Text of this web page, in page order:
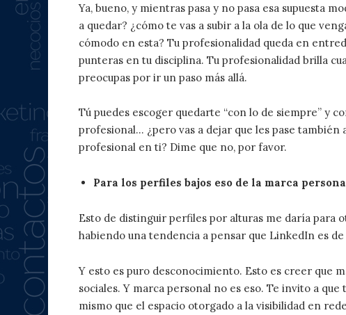
Ya, bueno, y mientras pasa y no pasa esa supuesta
a quedar? ¿cómo te vas a subir a la ola de lo que
cómodo en esta? Tu profesionalidad queda en
punteras en tu disciplina. Tu profesionalidad brilla
preocupas por ir un paso más allá.
Tú puedes escoger quedarte “con lo de siempre” y
profesional… ¿pero vas a dejar que les pase
profesional en ti? Dime que no, por favor.
Para los perfiles bajos eso de la marca
Esto de distinguir perfiles por alturas me daría para
habiendo una tendencia a pensar que LinkedIn es
Y esto es puro desconocimiento. Esto es creer que
sociales. Y marca personal no es eso. Te invito a
mismo que el espacio otorgado a la visibilidad en